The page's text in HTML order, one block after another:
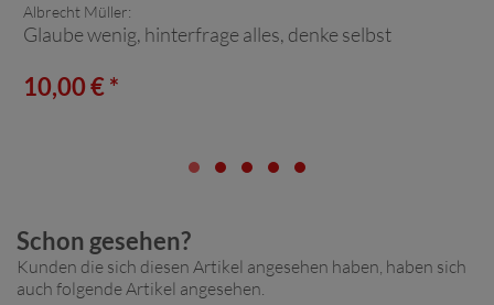
Albrecht Müller:
Glaube wenig, hinterfrage alles, denke selbst
10,00 € *
Schon gesehen?
Kunden die sich diesen Artikel angesehen haben, haben sich
auch folgende Artikel angesehen.